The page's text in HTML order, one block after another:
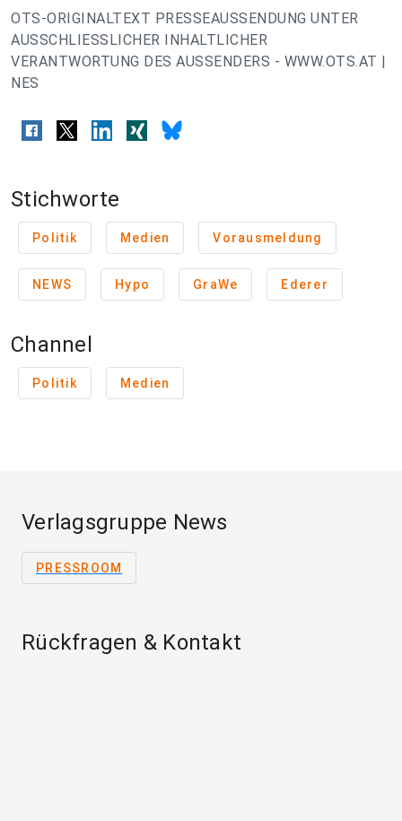
OTS-ORIGINALTEXT PRESSEAUSSENDUNG UNTER
AUSSCHLIESSLICHER INHALTLICHER
VERANTWORTUNG DES AUSSENDERS - WWW.OTS.AT |
NES
Stichworte
Politik Medien Vorausmeldung
NEWS Hypo GraWe Ederer
Channel
Politik Medien
Verlagsgruppe News
PRESSROOM
Rückfragen & Kontakt